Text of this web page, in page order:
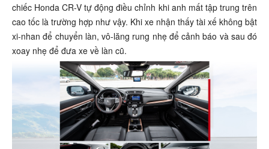
chiếc Honda CR-V tự động điều chỉnh khi anh mất tập trung trên
cao tốc là trường hợp như vậy. Khi xe nhận thấy tài xế không bật
xi-nhan để chuyển làn, vô-lăng rung nhẹ để cảnh báo và sau đó
xoay nhẹ để đưa xe về làn cũ.